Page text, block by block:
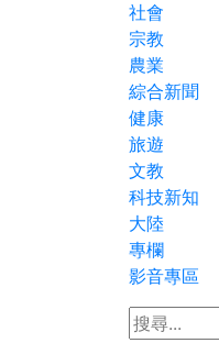
社會
宗教
農業
綜合新聞
健康
旅遊
文教
科技新知
大陸
專欄
影音專區